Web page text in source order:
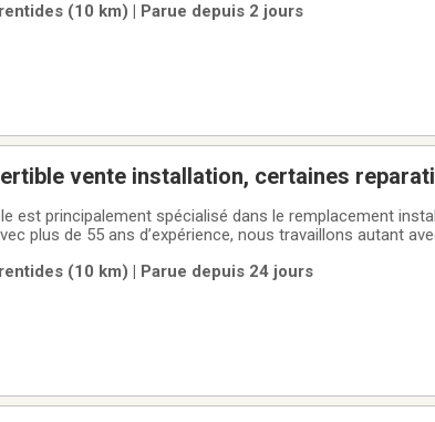
des idées
(10 km) | Parue depuis 2 jours
Toit convertible
est principalement spécialisé dans le remplacement
plus de 55 ans d’expérience, nous travaillons autant
une
(10 km) | Parue depuis 24 jours